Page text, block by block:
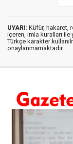
UYARI: Küfür, hakaret,
içeren, imla kuralları ile
Türkçe karakter
onaylanmamaktadır.